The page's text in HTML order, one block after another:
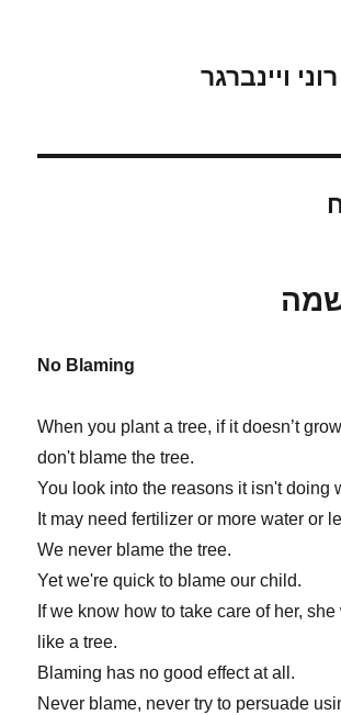
ויינברגר
No Blaming
When you plant a tree, if it doesn’t
don't blame the tree.
You look into the reasons it isn't doing
It may need fertilizer or more water or
We never blame the tree.
Yet we're quick to blame our child.
If we know how to take care of her,
like a tree.
Blaming has no good effect at all.
Never blame, never try to persuade